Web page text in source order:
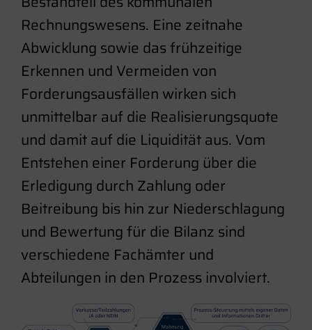
Rechnungswesens. Eine zeitnahe
Abwicklung sowie das frühzeitige
Erkennen und Vermeiden von
Forderungsausfällen wirken sich
unmittelbar auf die Realisierungsquote
und damit auf die Liquidität aus. Vom
Entstehen einer Forderung über die
Erledigung durch Zahlung oder
Beitreibung bis hin zur Niederschlagung
und Bewertung für die Bilanz sind
verschiedene Fachämter und
Abteilungen in den Prozess involviert.